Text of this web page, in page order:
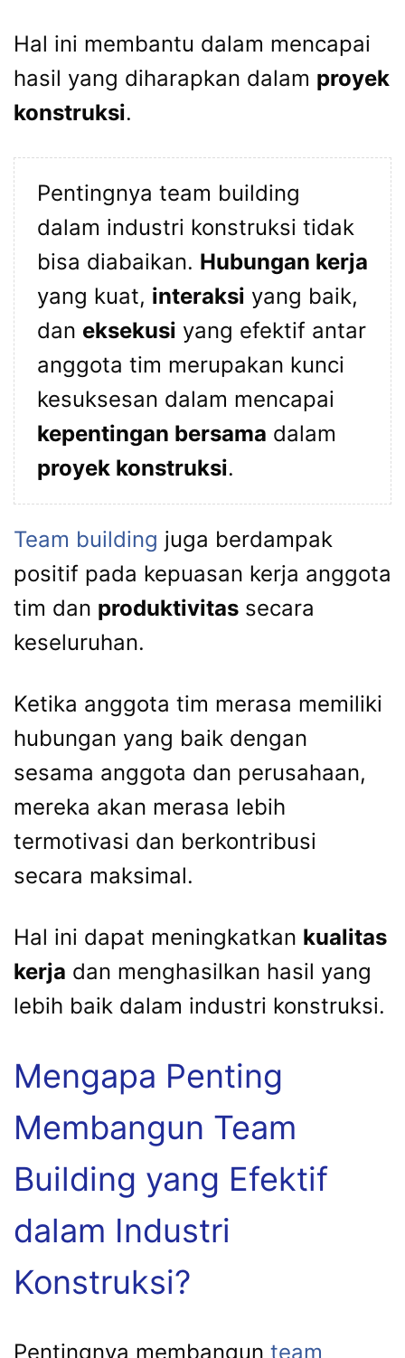
Hal ini membantu dalam mencapai
hasil yang diharapkan dalam proyek
konstruksi.
Pentingnya team building
dalam industri konstruksi tidak
bisa diabaikan. Hubungan kerja
yang kuat, interaksi yang baik,
dan eksekusi yang efektif antar
anggota tim merupakan kunci
kesuksesan dalam mencapai
kepentingan bersama dalam
proyek konstruksi.
Team building juga berdampak
positif pada kepuasan kerja anggota
tim dan produktivitas secara
keseluruhan.
Ketika anggota tim merasa memiliki
hubungan yang baik dengan
sesama anggota dan perusahaan,
mereka akan merasa lebih
termotivasi dan berkontribusi
secara maksimal.
Hal ini dapat meningkatkan kualitas
kerja dan menghasilkan hasil yang
lebih baik dalam industri konstruksi.
Mengapa Penting
Membangun Team
Building yang Efektif
dalam Industri
Konstruksi?
Pentingnya membangun team